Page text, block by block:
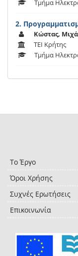
Τμήμα
2.
Κώστας,
ΤΕΙ Κρήτης
Τμήμα
Το Έργο
Όροι Χρήσης
Συχνές Ερωτήσεις
Επικοινωνία